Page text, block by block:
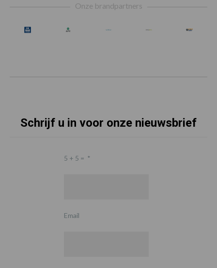
Onze brandpartners
Schrijf u in voor onze nieuwsbrief
5 + 5 = *
Email